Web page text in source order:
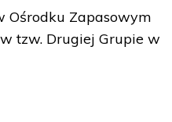
Ośrodku Zapasowym
tzw. Drugiej Grupie w